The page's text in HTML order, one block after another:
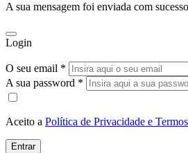
A sua mensagem foi enviada com
Login
O seu email *
A sua password *
Aceito a Política de Privacidade e
Entrar